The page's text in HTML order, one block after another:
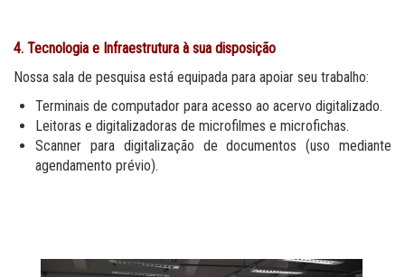
4. Tecnologia e Infraestrutura à sua disposição
Nossa sala de pesquisa está equipada para apoiar seu trabalho:
Terminais de computador para acesso ao acervo digitalizado.
Leitoras e digitalizadoras de microfilmes e microfichas.
Scanner para digitalização de documentos (uso mediante
agendamento prévio).